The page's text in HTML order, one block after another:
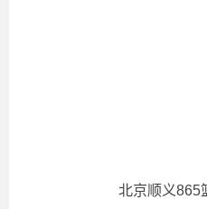
北京顺义865